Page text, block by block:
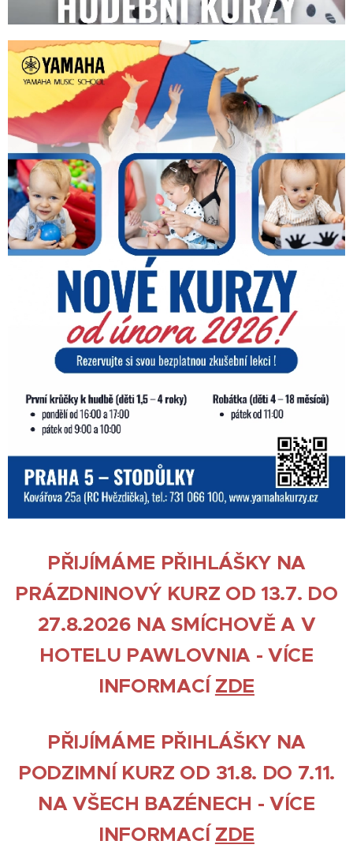
PŘIJÍMÁME PŘIHLÁŠKY NA
PRÁZDNINOVÝ KURZ OD 13.7. DO
27.8.2026 NA SMÍCHOVĚ A V
HOTELU PAWLOVNIA - VÍCE
INFORMACÍ ZDE
PŘIJÍMÁME PŘIHLÁŠKY NA
PODZIMNÍ KURZ OD 31.8. DO 7.11.
NA VŠECH BAZÉNECH - VÍCE
INFORMACÍ ZDE